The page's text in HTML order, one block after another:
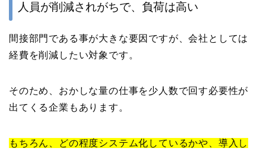
人員が削減されがちで、負荷は高い
間接部門である事が大きな要因ですが、会社としては
経費を削減したい対象です。
そのため、おかしな量の仕事を少人数で回す必要性が
出てくる企業もあります。
もちろん、どの程度システム化しているかや、導入し